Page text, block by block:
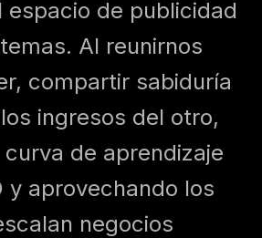
espacio de publicidad
Al reunirnos
compartir sabiduría
ingresos del otro,
de aprendizaje
y aprovechando los
negocios